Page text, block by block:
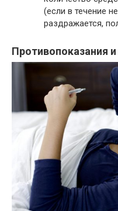
(если в течение
раздражается,
Противопоказания